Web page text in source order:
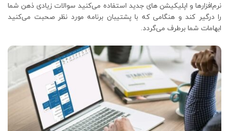
نرم‌افزارها و اپلیکیشن‌ های جدید استفاده می‌کنید سوالات زیادی ذهن شما
را درگیر کند و هنگامی که با پشتیبان برنامه مورد نظر صحبت می‌کنید
ابهامات شما برطرف می‌گردد.